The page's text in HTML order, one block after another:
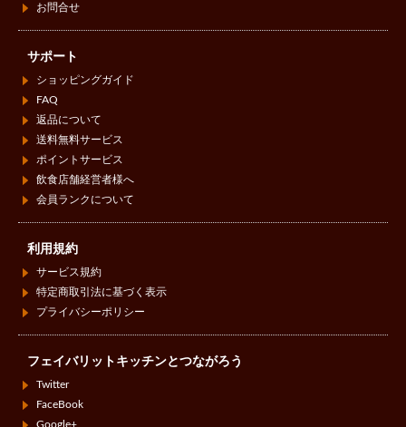
お問合せ
サポート
ショッピングガイド
FAQ
返品について
送料無料サービス
ポイントサービス
飲食店舗経営者様へ
会員ランクについて
利用規約
サービス規約
特定商取引法に基づく表示
プライバシーポリシー
フェイバリットキッチンとつながろう
Twitter
FaceBook
Google+